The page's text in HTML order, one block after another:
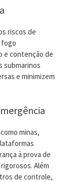
riscos de
fogo
e contenção de
submarinos
e minimizem
minas,
à prova de
Além
de controle,